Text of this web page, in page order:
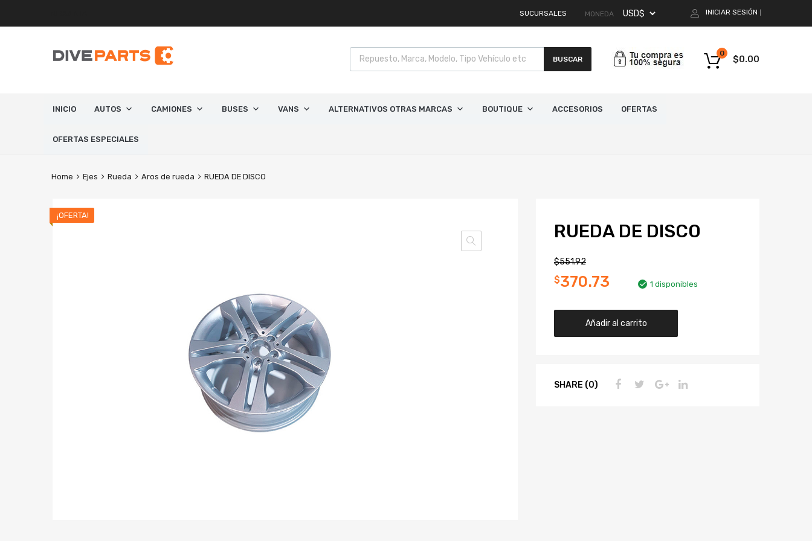
SUCURSALES MONEDA INICIAR SESIÓN
BUSCAR $0.00
0
INICIO AUTOS CAMIONES BUSES VANS ALTERNATIVOS OTRAS MARCAS BOUTIQUE ACCESORIOS OFERTAS
OFERTAS ESPECIALES
Home Ejes Rueda Aros de rueda RUEDA DE DISCO
¡OFERTA!
RUEDA DE DISCO
$551.92
$370.73 1 disponibles
Añadir al carrito
SHARE (0)